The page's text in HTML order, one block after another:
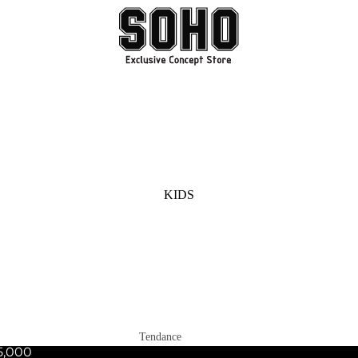
KIDS
Tendance